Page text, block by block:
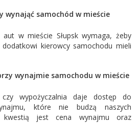
wynająć samochód w mieście
aut w mieście Słupsk wymaga, żeby
kierowcy samochodu mieli
wynajmie samochodu w mieście
czy wypożyczalnia daje dostęp do
które nie budzą naszych
kwestią jest cena wynajmu oraz